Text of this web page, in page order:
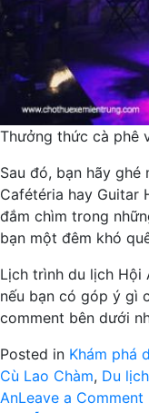
Thưởng thức cà phê
Sau đó, bạn hãy ghé
Cafétéria hay Guitar
đắm chìm trong
bạn một đêm khó
Lịch trình du lịch Hội
nếu bạn có góp ý gì
comment bên dưới
Posted in Khám phá
Cù Lao Chàm, Du
AnLeave a Comment